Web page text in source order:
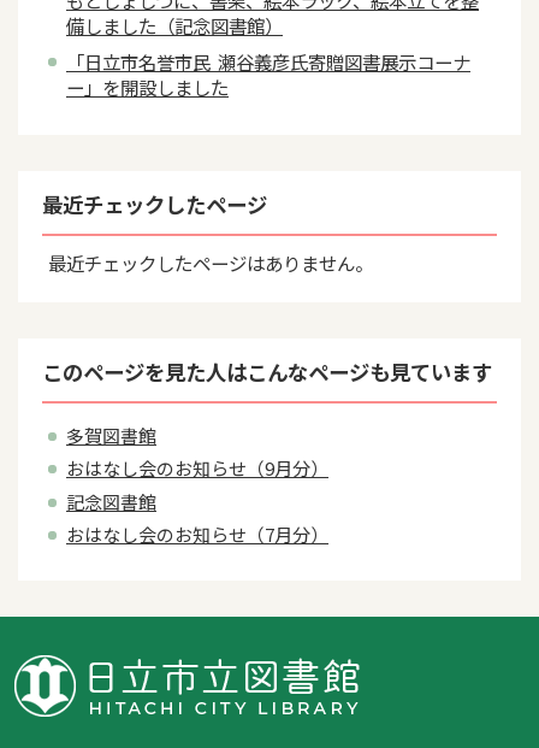
備しました（記念図書館）
「日立市名誉市民 瀬谷義彦氏寄贈図書展示コーナ
ー」を開設しました
最近チェックしたページ
最近チェックしたページはありません。
このページを見た人はこんなページも見ています
多賀図書館
おはなし会のお知らせ（9月分）
記念図書館
おはなし会のお知らせ（7月分）